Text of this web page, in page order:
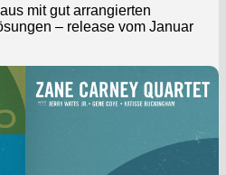
mit gut arrangierten
– release vom Januar